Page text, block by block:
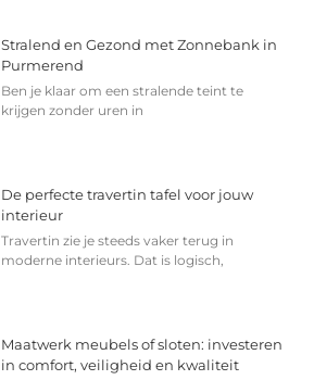
Stralend en Gezond met Zonnebank in
Purmerend
Ben je klaar om een stralende teint te
krijgen zonder uren in
De perfecte travertin tafel voor jouw
interieur
Travertin zie je steeds vaker terug in
moderne interieurs. Dat is logisch,
Maatwerk meubels of sloten: investeren
in comfort, veiligheid en kwaliteit